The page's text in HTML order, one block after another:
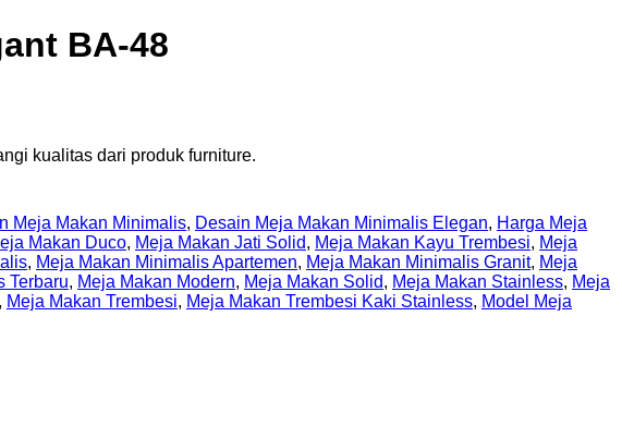
BA-48
kualitas dari produk furniture.
Meja Makan Minimalis, Desain Meja Makan Minimalis Elegan, Harga Meja
Makan Duco, Meja Makan Jati Solid, Meja Makan Kayu Trembesi, Meja
, Meja Makan Minimalis Apartemen, Meja Makan Minimalis Granit, Meja
Terbaru, Meja Makan Modern, Meja Makan Solid, Meja Makan Stainless, Meja
, Meja Makan Trembesi, Meja Makan Trembesi Kaki Stainless, Model Meja